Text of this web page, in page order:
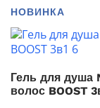
НОВИНКА
Гель для душа
волос BOOST